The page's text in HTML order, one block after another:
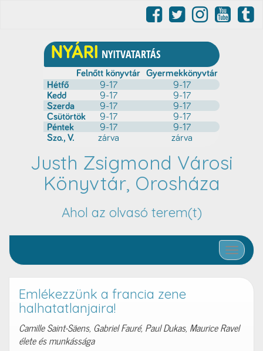
Justh Zsigmond Városi
Könyvtár, Orosháza
Ahol az olvasó terem(t)
Toggle
Emlékezzünk a francia zene
halhatatlanjaira!
Camille Saint-Säens, Gabriel Fauré, Paul Dukas, Maurice Ravel
élete és munkássága